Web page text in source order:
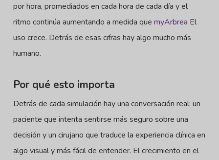
por hora, promediados en cada hora de cada día y el
ritmo continúa aumentando a medida que myArbrea El
uso crece. Detrás de esas cifras hay algo mucho más
humano.
Por qué esto importa
Detrás de cada simulación hay una conversación real: un
paciente que intenta sentirse más seguro sobre una
decisión y un cirujano que traduce la experiencia clínica en
algo visual y más fácil de entender. El crecimiento en el